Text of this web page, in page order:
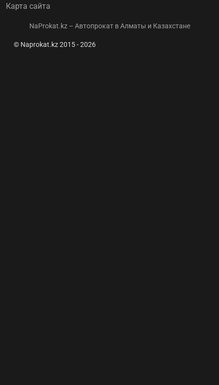
Карта сайта
NaProkat.kz – Автопрокат в Алматы и Казахстане
© Naprokat.kz 2015 - 2026